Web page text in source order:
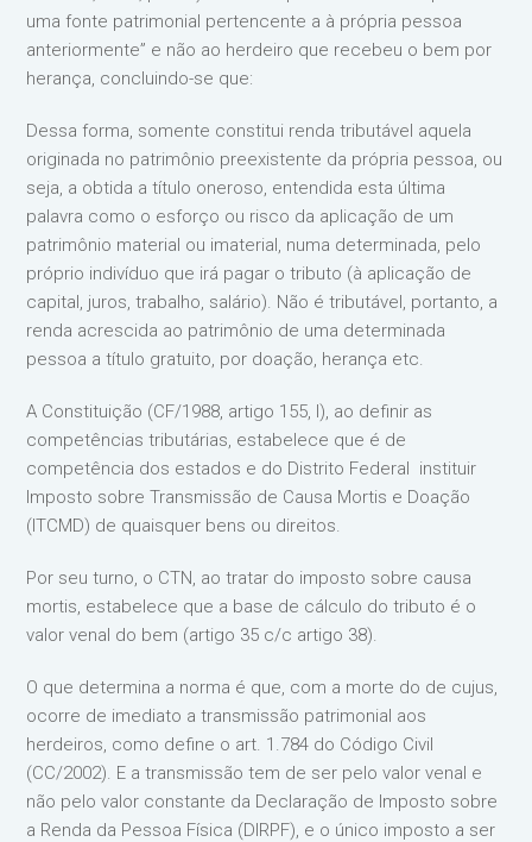
uma fonte patrimonial pertencente a à própria pessoa
anteriormente” e não ao herdeiro que recebeu o bem por
herança, concluindo-se que:
Dessa forma, somente constitui renda tributável aquela
originada no patrimônio preexistente da própria pessoa, ou
seja, a obtida a título oneroso, entendida esta última
palavra como o esforço ou risco da aplicação de um
patrimônio material ou imaterial, numa determinada, pelo
próprio indivíduo que irá pagar o tributo (à aplicação de
capital, juros, trabalho, salário). Não é tributável, portanto, a
renda acrescida ao patrimônio de uma determinada
pessoa a título gratuito, por doação, herança etc.
A Constituição (CF/1988, artigo 155, I), ao definir as
competências tributárias, estabelece que é de
competência dos estados e do Distrito Federal instituir
Imposto sobre Transmissão de Causa Mortis e Doação
(ITCMD) de quaisquer bens ou direitos.
Por seu turno, o CTN, ao tratar do imposto sobre causa
mortis, estabelece que a base de cálculo do tributo é o
valor venal do bem (artigo 35 c/c artigo 38).
O que determina a norma é que, com a morte do de cujus,
ocorre de imediato a transmissão patrimonial aos
herdeiros, como define o art. 1.784 do Código Civil
(CC/2002). E a transmissão tem de ser pelo valor venal e
não pelo valor constante da Declaração de Imposto sobre
a Renda da Pessoa Física (DIRPF), e o único imposto a ser